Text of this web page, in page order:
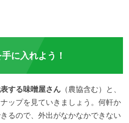
に入れよう！
する味噌屋さん（農協含む）と、
ップを見ていきましょう。何軒か
るので、外出がなかなかできない